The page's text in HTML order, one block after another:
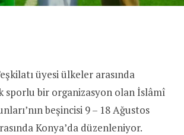
üyesi ülkeler arasında
sporlu bir organizasyon olan İslâmî
beşincisi 9 – 18 Ağustos
Konya’da düzenleniyor.